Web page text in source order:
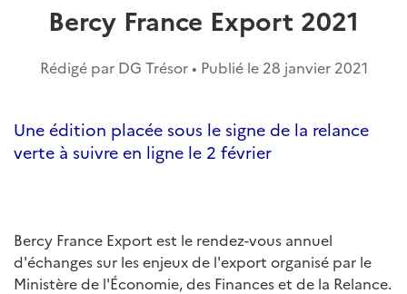
Bercy France Export 2021
Rédigé par DG Trésor • Publié le 28 janvier 2021
Une édition placée sous le signe de la relance
verte à suivre en ligne le 2 février
Bercy France Export est le rendez-vous annuel
d'échanges sur les enjeux de l'export organisé par le
Ministère de l'Économie, des Finances et de la Relance.